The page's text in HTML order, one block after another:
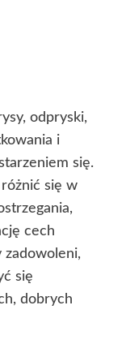
odpryski,
i
się.
się w
cech
zadowoleni,
się
dobrych